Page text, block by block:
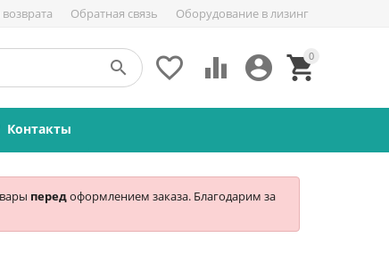
Обратная связь Оборудование в лизинг
0


 

Контакты
передоформлением заказа. Благодарим за